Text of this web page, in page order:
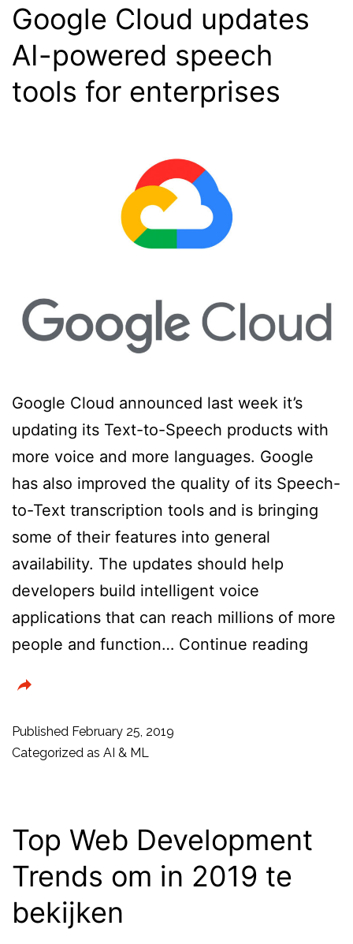
Google Cloud updates
AI-powered speech
tools for enterprises
Google Cloud announced last week it’s
updating its Text-to-Speech products with
more voice and more languages. Google
has also improved the quality of its Speech-
to-Text transcription tools and is bringing
some of their features into general
availability. The updates should help
developers build intelligent voice
applications that can reach millions of more
people and function… Continue reading
for
Published February 25, 2019
Categorized as AI & ML
Top Web Development
Trends om in 2019 te
bekijken